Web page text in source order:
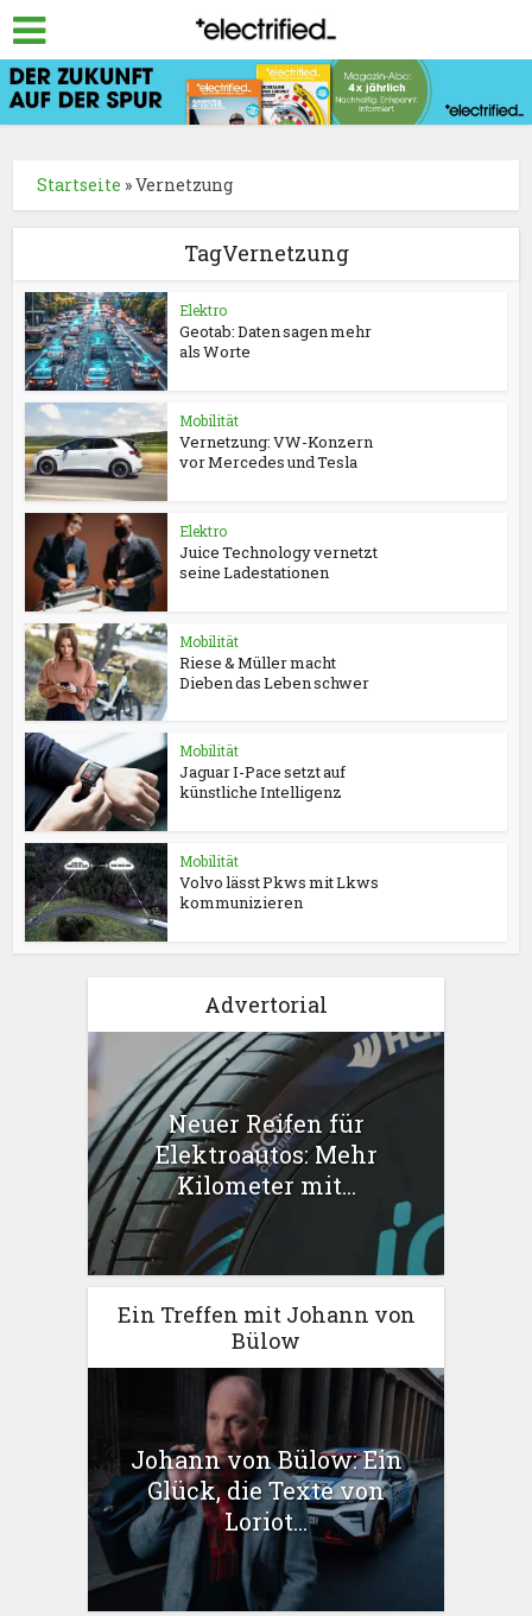
Startseite »Vernetzung
TagVernetzung
Elektro
Geotab: Daten sagen mehr
als Worte
Mobilität
Vernetzung: VW-Konzern
vor Mercedes und Tesla
Elektro
Juice Technology vernetzt
seine Ladestationen
Mobilität
Riese & Müller macht
Dieben das Leben schwer
Mobilität
Jaguar I-Pace setzt auf
künstliche Intelligenz
Mobilität
Volvo lässt Pkws mit Lkws
kommunizieren
Advertorial
Neuer Reifen für
Elektroautos: Mehr
Kilometer mit...
Ein Treffen mit Johann von
Bülow
Johann von Bülow: Ein
Glück, die Texte von
Loriot...